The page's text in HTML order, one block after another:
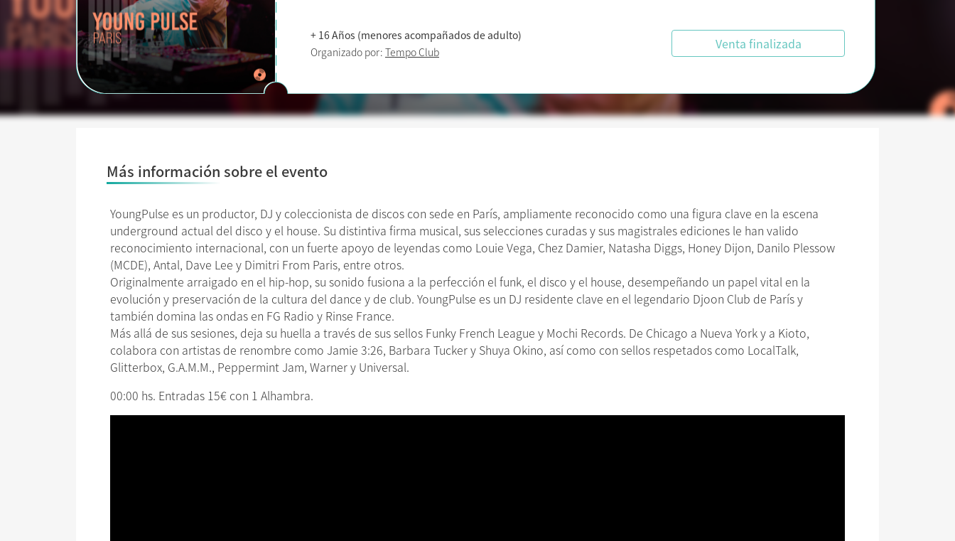
+ 16 Años (menores acompañados de adulto)
Organizado por: Tempo Club Venta finalizada
Más información sobre el evento
YoungPulse es un productor, DJ y coleccionista de discos con sede en París, ampliamente reconocido como una figura clave en la escena
underground actual del disco y el house. Su distintiva firma musical, sus selecciones curadas y sus magistrales ediciones le han valido
reconocimiento internacional, con un fuerte apoyo de leyendas como Louie Vega, Chez Damier, Natasha Diggs, Honey Dijon, Danilo Plessow
(MCDE), Antal, Dave Lee y Dimitri From Paris, entre otros.
Originalmente arraigado en el hip-hop, su sonido fusiona a la perfección el funk, el disco y el house, desempeñando un papel vital en la
evolución y preservación de la cultura del dance y de club. YoungPulse es un DJ residente clave en el legendario Djoon Club de París y
también domina las ondas en FG Radio y Rinse France.
Más allá de sus sesiones, deja su huella a través de sus sellos Funky French League y Mochi Records. De Chicago a Nueva York y a Kioto,
colabora con artistas de renombre como Jamie 3:26, Barbara Tucker y Shuya Okino, así como con sellos respetados como LocalTalk,
Glitterbox, G.A.M.M., Peppermint Jam, Warner y Universal.
00:00 hs. Entradas 15€ con 1 Alhambra.